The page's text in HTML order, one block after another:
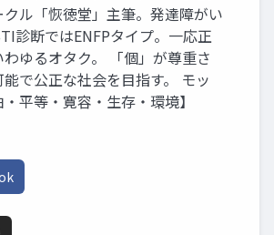
ル「恢徳堂」主筆。発達障がい
診断ではENFPタイプ。一応正
ゆるオタク。 「個」が尊重さ
で公正な社会を目指す。 モッ
平等・寛容・生存・環境】